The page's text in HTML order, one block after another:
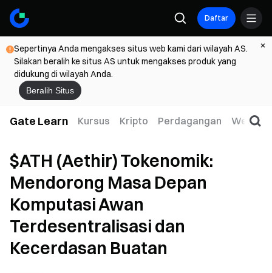
Daftar
Sepertinya Anda mengakses situs web kami dari wilayah AS.
Silakan beralih ke situs AS untuk mengakses produk yang
didukung di wilayah Anda.
Beralih Situs
Gate Learn Kursus Kripto Perdagangan Web3
$ATH (Aethir) Tokenomik:
Mendorong Masa Depan
Komputasi Awan
Terdesentralisasi dan
Kecerdasan Buatan